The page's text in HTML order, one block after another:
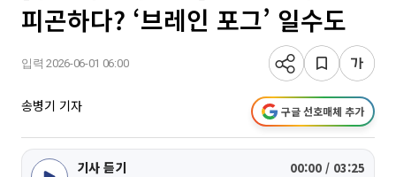
피곤하다? ‘브레인 포그’ 일수도
입력 2026-06-01 06:00
송병기 기자 구글 선호매체 추가
기사 듣기 00:00 / 03:25